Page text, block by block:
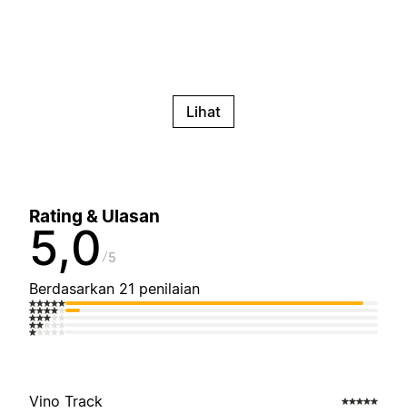
Lihat
Rating & Ulasan
5,0 5
Berdasarkan 21 penilaian
Vino Track